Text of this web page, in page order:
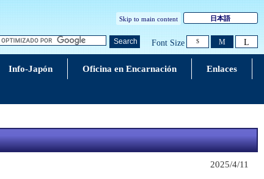
Skip to main content 日本語
Search Font Size S M L
Info-Japón Oficina en Encarnación Enlaces
2025/4/11